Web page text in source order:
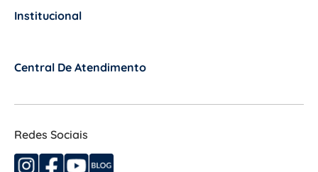
Institucional
Central De Atendimento
Redes Sociais